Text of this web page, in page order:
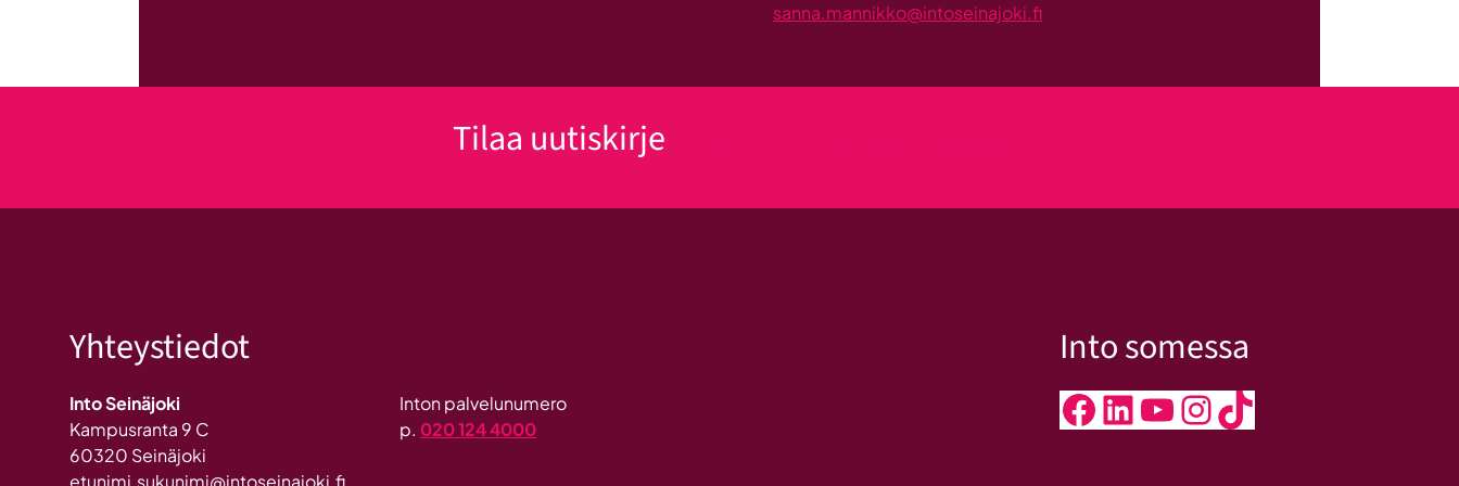
sanna.mannikko@intoseinajoki.fi
Tilaa uutiskirje
Yhteystiedot
Into Seinäjoki
Kampusranta 9 C
60320 Seinäjoki
etunimi.sukunimi@intoseinajoki.fi
Inton palvelunumero
p. 020 124 4000
Into somessa
Facebook LinkedIn YouTube InstagramTikTok